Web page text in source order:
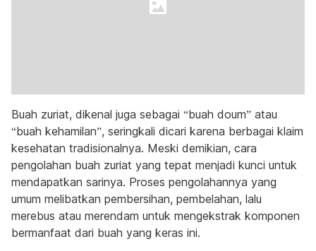
Buah zuriat, dikenal juga sebagai “buah doum” atau
“buah kehamilan”, seringkali dicari karena berbagai klaim
kesehatan tradisionalnya. Meski demikian, cara
pengolahan buah zuriat yang tepat menjadi kunci untuk
mendapatkan sarinya. Proses pengolahannya yang
umum melibatkan pembersihan, pembelahan, lalu
merebus atau merendam untuk mengekstrak komponen
bermanfaat dari buah yang keras ini.